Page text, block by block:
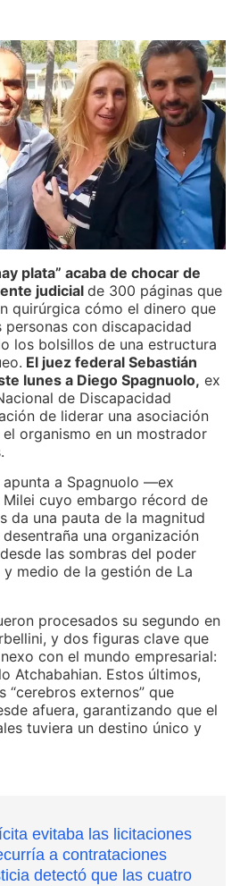
plata” acaba de chocar de
judicial de 300 páginas que
quirúrgica cómo el dinero que
personas con discapacidad
los bolsillos de una estructura
El juez federal Sebastián
lunes a Diego Spagnuolo, ex
de Discapacidad
de liderar una asociación
organismo en un mostrador
a Spagnuolo —ex
cuyo embargo récord de
da una pauta de la magnitud
una organización
las sombras del poder
medio de la gestión de La
procesados su segundo en
y dos figuras clave que
con el mundo empresarial:
Atchabahian. Estos últimos,
“cerebros externos” que
afuera, garantizando que el
tuviera un destino único y
evitaba las licitaciones
a contrataciones
detectó que las cuatro